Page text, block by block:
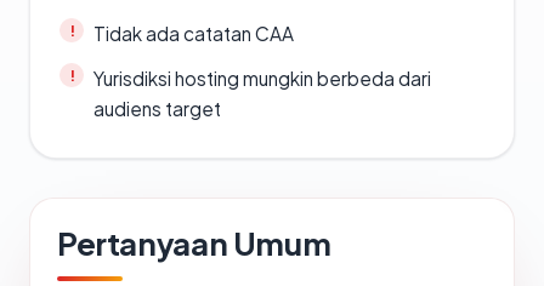
Tidak ada catatan CAA
Yurisdiksi hosting mungkin berbeda dari
audiens target
Pertanyaan Umum